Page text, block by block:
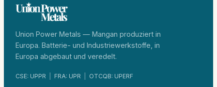
Union Power Metals — Mangan produziert in
Europa. Batterie- und Industriewerkstoffe, in
Europa abgebaut und veredelt.
CSE: UPPR FRA: UPR OTCQB: UPERF